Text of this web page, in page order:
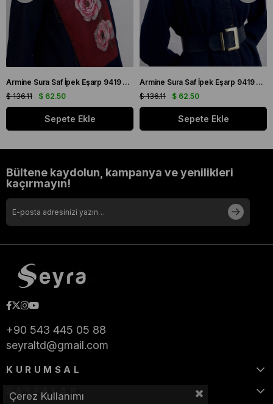
Armine Sura Saf İpek Eşarp 9419 - 55 Bordo Karışık Desen
$ 62.50
$ 136.11
Sepete Ekle
Armine Sura Saf İpek Eşarp 9419 - 07 Açık Mavi Karışık Desen
$ 62.50
$ 136.11
Sepete Ekle
Bültene kaydolun, kampanya ve yenilikleri
kaçırmayın!
+90 543 445 05 88
seyraltd@gmail.com
KURUMSAL
SAYFALAR
Çerez Kullanımı